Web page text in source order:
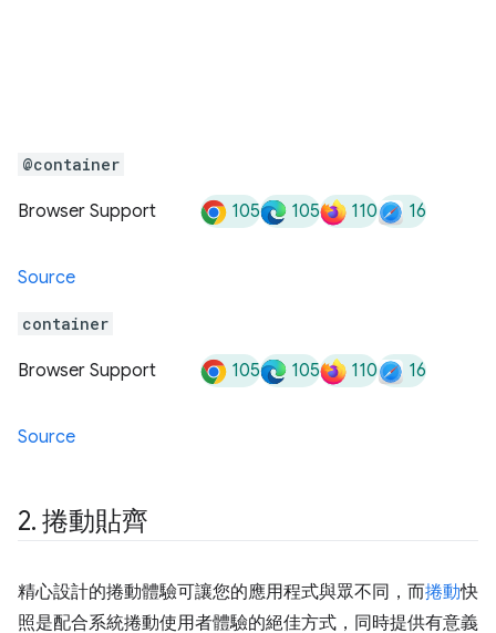
@container
Browser Support 105 105 110 16
Source
container
Browser Support 105 105 110 16
Source
2. 捲動貼齊
精心設計的捲動體驗可讓您的應用程式與眾不同，而捲動快
照是配合系統捲動使用者體驗的絕佳方式，同時提供有意義